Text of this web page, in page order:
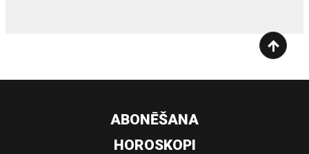
ABONĒŠANA
HOROSKOPI